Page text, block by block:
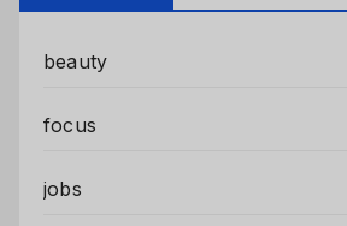
beauty
focus
jobs